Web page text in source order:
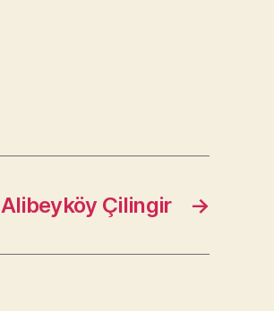
→
Alibeyköy Çilingir